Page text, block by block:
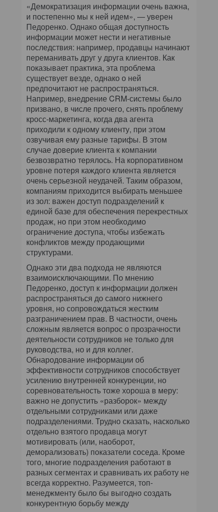
«Демократизация информации очень важна,
и постепенно мы к ней идем», — уверен
Педоренко. Однако общая доступность
информации может нести и негативные
последствия: например, продавцы начинают
переманивать друг у друга клиентов. Как
показывает практика, эта проблема
существует везде, однако о ней
предпочитают не распространяться.
Например, внедрение CRM-системы было
призвано, в числе прочего, снять проблему
кросс-маркетинга, когда два агента
приходили к одному клиенту, при этом
озвучивая ему разные тарифы. В этом
случае доверие клиента к компании
безвозвратно терялось. На корпоративном
уровне потеря каждого клиента является
очень серьезной неудачей. Таким образом,
компаниям приходится выбирать меньшее
из зол: важен доступ подразделений к
единой базе для обеспечения перекрестных
продаж, но при этом необходимо
ограничение доступа, чтобы избежать
конфликтов между продающими
структурами.
Однако эти два подхода не являются
взаимоисключающими. По мнению
Педоренко, доступ к информации должен
распространяться до самого нижнего
уровня, но сопровождаться жестким
разграничением прав. В частности, очень
сложным является вопрос о прозрачности
деятельности сотрудников не только для
руководства, но и для коллег.
Обнародование информации об
эффективности сотрудников способствует
усилению внутренней конкуренции, но
соревновательность тоже хороша в меру:
важно не допустить «разборок» между
отдельными сотрудниками или даже
подразделениями. Трудно сказать, насколько
отдельно взятого продавца могут
мотивировать (или, наоборот,
деморализовать) показатели соседа. Кроме
того, многие подразделения работают в
разных сегментах и сравнивать их работу не
всегда корректно. Разумеется, топ-
менеджменту было бы выгодно создать
конкурентную борьбу между